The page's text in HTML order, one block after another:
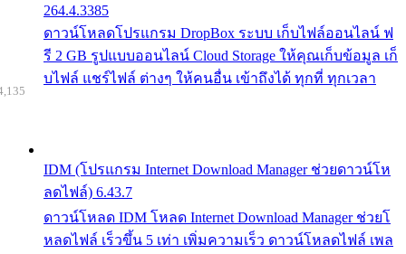
264.4.3385
ดาวน์โหลดโปรแกรม DropBox ระบบ เก็บไฟล์ออนไลน์ ฟ
รี 2 GB รูปแบบออนไลน์ Cloud Storage ให้คุณเก็บข้อมูล เก็
บไฟล์ แชร์ไฟล์ ต่างๆ ให้คนอื่น เข้าถึงได้ ทุกที่ ทุกเวลา
IDM (โปรแกรม Internet Download Manager ช่วยดาวน์โห
ลดไฟล์) 6.43.7
ดาวน์โหลด IDM โหลด Internet Download Manager ช่วยโ
หลดไฟล์ เร็วขึ้น 5 เท่า เพิ่มความเร็ว ดาวน์โหลดไฟล์ เพล